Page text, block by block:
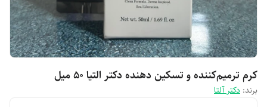
کرم ترمیم‌کننده و تسکین دهنده دکتر التیا 50 میل
برند: دکتر آلتا